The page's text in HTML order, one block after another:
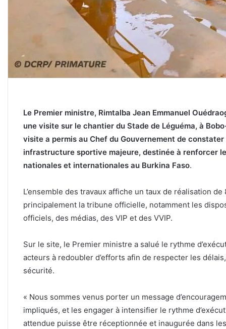
‎Le Premier ministre, Rimtalba Jean Emmanuel
une visite sur le chantier du Stade de Léguéma, à
visite a permis au Chef du Gouvernement de
infrastructure sportive majeure, destinée à renforcer
nationales et internationales au Burkina Faso.
‎L’ensemble des travaux affiche un taux de réalisation
principalement la tribune officielle, notamment les
officiels, des médias, des VIP et des VVIP.
‎Sur le site, le Premier ministre a salué le rythme
acteurs à redoubler d’efforts afin de respecter les
sécurité.
‎« Nous sommes venus porter un message
impliqués, et les engager à intensifier le rythme
attendue puisse être réceptionnée et inaugurée dans